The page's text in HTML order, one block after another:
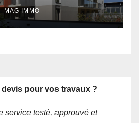
MAG IMMO
devis pour vos travaux ?
service testé, approuvé et